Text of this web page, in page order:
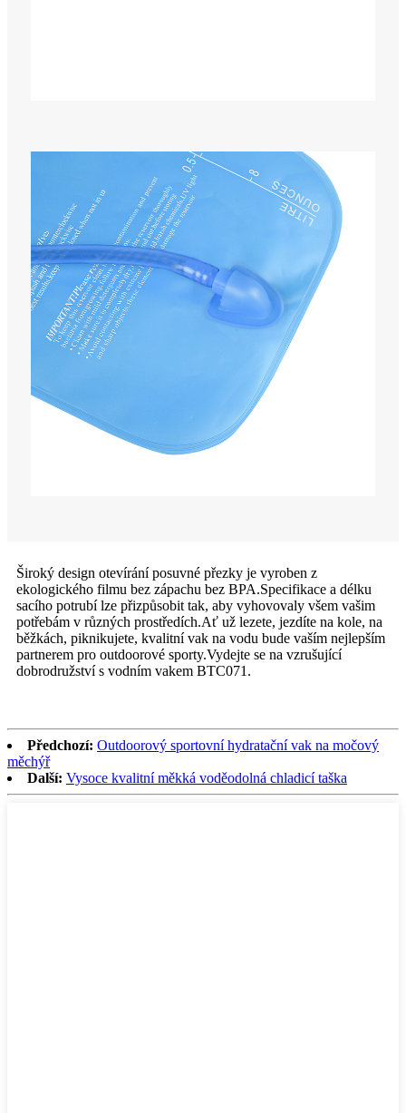
Široký design otevírání posuvné přezky je vyroben z
ekologického filmu bez zápachu bez BPA.Specifikace a délku
sacího potrubí lze přizpůsobit tak, aby vyhovovaly všem vašim
potřebám v různých prostředích.Ať už lezete, jezdíte na kole, na
běžkách, piknikujete, kvalitní vak na vodu bude vaším nejlepším
partnerem pro outdoorové sporty.Vydejte se na vzrušující
dobrodružství s vodním vakem BTC071.
Předchozí: Outdoorový sportovní hydratační vak na močový
měchýř
Další: Vysoce kvalitní měkká voděodolná chladicí taška